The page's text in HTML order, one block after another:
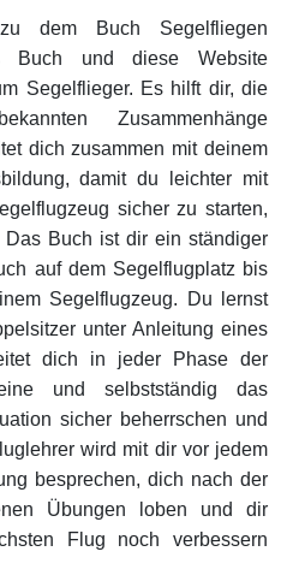
dem Buch Segelfliegen
Buch und diese Website
Segelflieger. Es hilft dir, die
Zusammenhänge
dich zusammen mit deinem
damit du leichter mit
sicher zu starten,
Buch ist dir ein ständiger
auf dem Segelflugplatz bis
Segelflugzeug. Du lernst
unter Anleitung eines
dich in jeder Phase der
und selbstständig das
sicher beherrschen und
wird mit dir vor jedem
besprechen, dich nach der
Übungen loben und dir
Flug noch verbessern